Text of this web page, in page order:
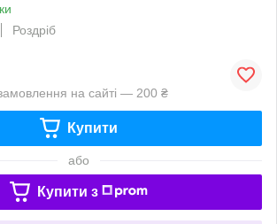
Роздріб
на сайті — 200 ₴
Купити
або
Купити з